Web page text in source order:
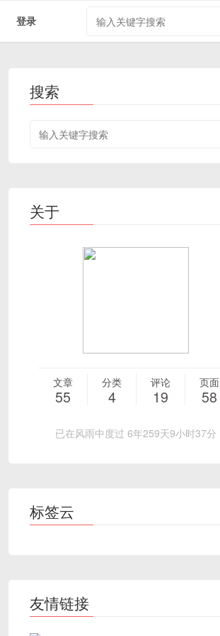
登录
搜索
关于
文章
55
分类
4
评论
19
页面
58
已在风雨中度过 6年259天9小时37分
标签云
友情链接